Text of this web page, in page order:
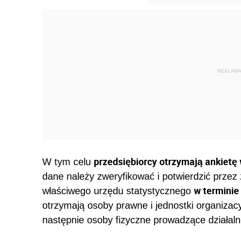
REKLAMA
W tym celu przedsiębiorcy otrzymają ankietę
dane należy zweryfikować i potwierdzić
właściwego urzędu statystycznego w terminie
otrzymają osoby prawne i jednostki
następnie osoby fizyczne prowadzące